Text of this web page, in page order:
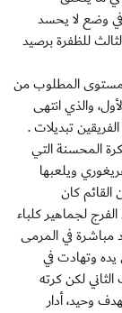
في وضع لا يحسد
للظفرة برصيد
المطلوب من
والذي انتهى
تبديلات .
الكرة المحسنة التي
ويلعبها
كان
غريغوري، وبحلول الدقيقة 85 يأتي الفرج لجماهير كلباء
مباشرة في المرمى
وتهادت في
لكن كرته
وحيد، أدار